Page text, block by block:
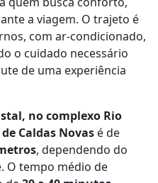
a viagem. O trajeto é
com ar-condicionado,
o cuidado necessário
de uma experiência
no complexo Rio
Caldas Novas é de
, dependendo do
O tempo médio de